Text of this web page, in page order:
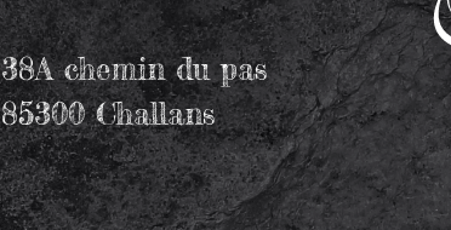
38A chemin du pas
85300 Challans